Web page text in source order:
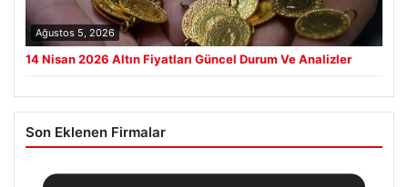
Ağustos 5, 2026
14 Nisan 2026 Altın Fiyatları Güncel Durum Ve Analizler
Son Eklenen Firmalar